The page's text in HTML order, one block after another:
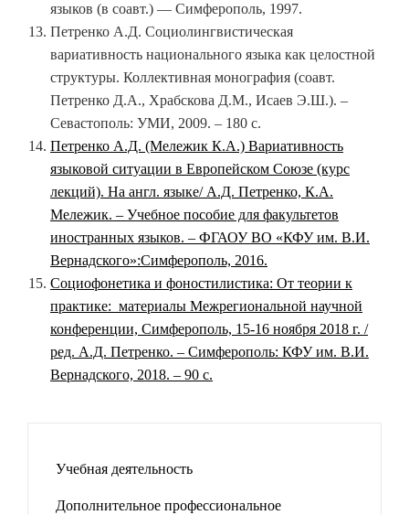
языков (в соавт.) — Симферополь, 1997.
Петренко А.Д. Социолингвистическая
вариативность национального языка как целостной
структуры. Коллективная монография (соавт.
Петренко Д.А., Храбскова Д.М., Исаев Э.Ш.). –
Севастополь: УМИ, 2009. – 180 с.
Петренко А.Д. (Мележик К.А.) Вариативность
языковой ситуации в Европейском Союзе (курс
лекций). На англ. языке/ А.Д. Петренко, К.А.
Мележик. – Учебное пособие для факультетов
иностранных языков. – ФГАОУ ВО «КФУ им. В.И.
Вернадского»:Симферополь, 2016.
Социофонетика и фоностилистика: От теории к
практике: материалы Межрегиональной научной
конференции, Симферополь, 15-16 ноября 2018 г. /
ред. А.Д. Петренко. – Симферополь: КФУ им. В.И.
Вернадского, 2018. – 90 с.
Учебная деятельность
Дополнительное профессиональное